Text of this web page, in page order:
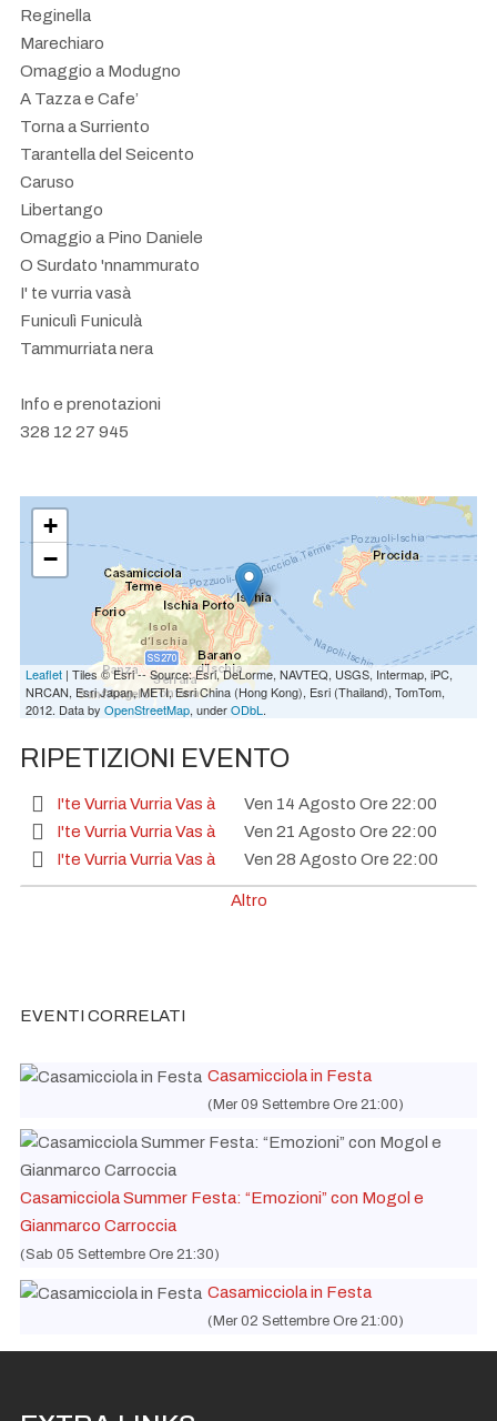
Reginella
Marechiaro
Omaggio a Modugno
A Tazza e Cafe’
Torna a Surriento
Tarantella del Seicento
Caruso
Libertango
Omaggio a Pino Daniele
O Surdato 'nnammurato
I' te vurria vasà
Funiculì Funiculà
Tammurriata nera
Info e prenotazioni
328 12 27 945
+
−
Leaflet | Tiles © Esri -- Source: Esri, DeLorme, NAVTEQ, USGS, Intermap, iPC,
NRCAN, Esri Japan, METI, Esri China (Hong Kong), Esri (Thailand), TomTom,
2012. Data by OpenStreetMap, underODbL.
RIPETIZIONI EVENTO
I'te Vurria Vurria Vas à
Ven 14 Agosto Ore 22:00
I'te Vurria Vurria Vas à
Ven 21 Agosto Ore 22:00
I'te Vurria Vurria Vas à
Ven 28 Agosto Ore 22:00
I'te Vurria Vurria Vas à
Ven 04 Settembre Ore 22:00
Altro
EVENTI CORRELATI
Casamicciola in Festa
(Mer 09 Settembre Ore 21:00)
Casamicciola Summer Festa: “Emozioni” con Mogol e
Gianmarco Carroccia
(Sab 05 Settembre Ore 21:30)
Casamicciola in Festa
(Mer 02 Settembre Ore 21:00)